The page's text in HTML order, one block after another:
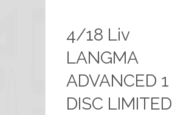
4/18 Liv
LANGMA
ADVANCED 1
DISC LIMITED